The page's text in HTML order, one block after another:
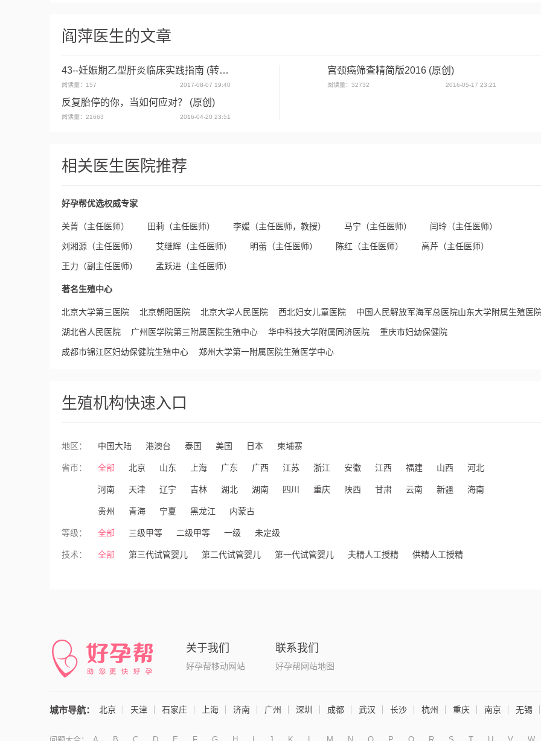
糖尿病合并妊娠1 宫颈环扎2 停经8+5周，不良孕产史1 甲减合并早孕复发性流产1
孕34+3周边缘性前置胎盘GDM1 复发性流继发不孕1
阎萍医生的文章
43--妊娠期乙型肝炎临床实践指南 (转载)
阅读量：157 2017-08-07 19:40
宫颈癌筛查精简版2016 (原创)
阅读量：32732 2016-05-17 23:21
反复胎停的你，当如何应对？ (原创)
阅读量：21663 2016-04-20 23:51
相关医生医院推荐
好孕帮优选权威专家
关菁（主任医师） 田莉（主任医师） 李媛（主任医师，教授） 马宁（主任医师） 闫玲（主任医师）
刘湘源（主任医师） 艾继辉（主任医师） 明蕾（主任医师） 陈红（主任医师） 高芹（主任医师）
王力（副主任医师） 孟跃进（主任医师）
著名生殖中心
北京大学第三医院 北京朝阳医院 北京大学人民医院 西北妇女儿童医院 中国人民解放军海军总医院山东大学附属生殖医
湖北省人民医院 广州医学院第三附属医院生殖中心 华中科技大学附属同济医院 重庆市妇幼保健院
成都市锦江区妇幼保健院生殖中心 郑州大学第一附属医院生殖医学中心
生殖机构快速入口
地区： 中国大陆 港澳台 泰国 美国 日本 柬埔寨
省市： 全部 北京 山东 上海 广东 广西 江苏 浙江 安徽 江西 福建 山西 河北
河南 天津 辽宁 吉林 湖北 湖南 四川 重庆 陕西 甘肃 云南 新疆 海南
贵州 青海 宁夏 黑龙江 内蒙古
等级： 全部 三级甲等 二级甲等 一级 未定级
技术： 全部 第三代试管婴儿 第二代试管婴儿 第一代试管婴儿 夫精人工授精 供精人工授精
关于我们
好孕帮移动网站
联系我们
好孕帮网站地图
城市导航： 北京 天津 石家庄 上海 济南 广州 深圳 成都 武汉 长沙 杭州 重庆 南京 无锡